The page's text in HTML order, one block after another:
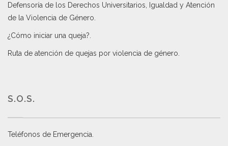
Defensoría de los Derechos Universitarios, Igualdad y Atención
de la Violencia de Género
¿Cómo iniciar una queja?
Ruta de atención de quejas por violencia de género
S.O.S.
Teléfonos de Emergencia.